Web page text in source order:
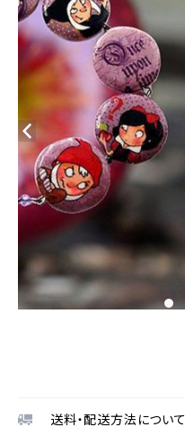
送料・配送方法について